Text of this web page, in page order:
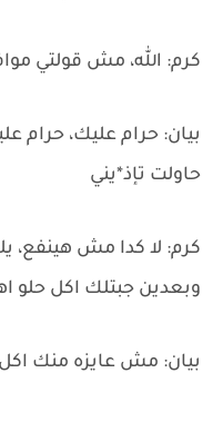
كرم: الله، مش قولتي
بيان: حرام عليك، حرام
حاولت تإذ*يني
كرم: لا كدا مش هينفع،
وبعدين جبتلك اكل حلو
بيان: مش عايزه منك اكل